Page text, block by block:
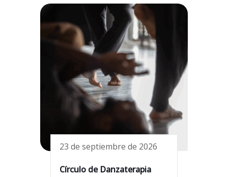
23 de septiembre de 2026
Círculo de Danzaterapia